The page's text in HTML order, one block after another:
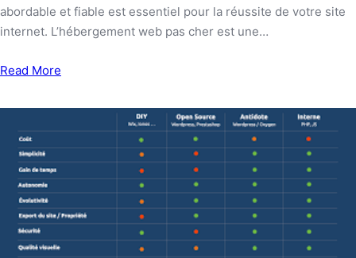
abordable et fiable est essentiel pour la réussite de votre site
internet. L’hébergement web pas cher est une…
Read More